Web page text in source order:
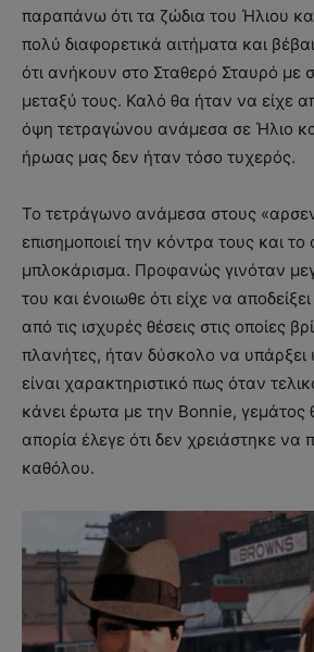
παραπάνω ότι τα ζώδια του Ήλιου
πολύ διαφορετικά αιτήματα και
ότι ανήκουν στο Σταθερό Σταυρό με
μεταξύ τους. Καλό θα ήταν να είχε
όψη τετραγώνου ανάμεσα σε Ήλιο
ήρωας μας δεν ήταν τόσο τυχερός.
Το τετράγωνο ανάμεσα στους
επισημοποιεί την κόντρα τους και το
μπλοκάρισμα. Προφανώς γινόταν
του και ένοιωθε ότι είχε να
από τις ισχυρές θέσεις στις οποίες
πλανήτες, ήταν δύσκολο να
είναι χαρακτηριστικό πως όταν
κάνει έρωτα με την Bonnie, γεμάτος
απορία έλεγε ότι δεν χρειάστηκε να
καθόλου.